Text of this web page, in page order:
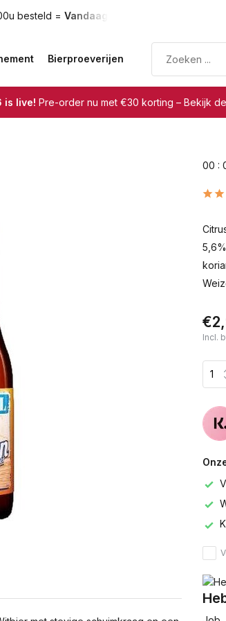
besteld = Vandaag verzonden
Bierproeverijen
is live! Pre-order nu met €30 korting – Bekijk
00 :
Incl.